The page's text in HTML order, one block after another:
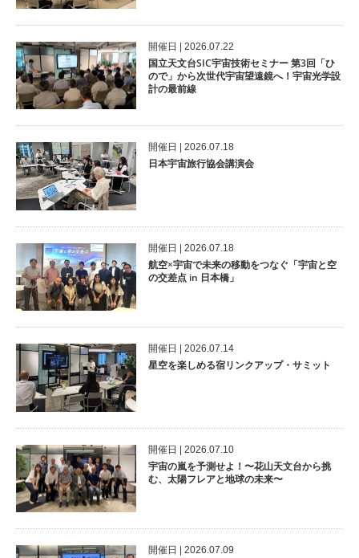
開催⽇ | 2026.07.22
国立天文台SIC宇宙技術セミナー 第3回「ひ
ので」から次世代宇宙望遠鏡へ！宇宙光学設
計の最前線
開催⽇ | 2026.07.18
日本宇宙旅行協会講演会
開催⽇ | 2026.07.18
航空×宇宙で未来の移動をつなぐ「宇宙と空
の交差点 in 日本橋」
開催⽇ | 2026.07.14
星空を楽しめる宿リンクアップ・サミット
開催⽇ | 2026.07.10
宇宙の嵐を予測せよ！〜花山天文台から挑
む、太陽フレアと地球の未来〜
開催⽇ | 2026.07.09